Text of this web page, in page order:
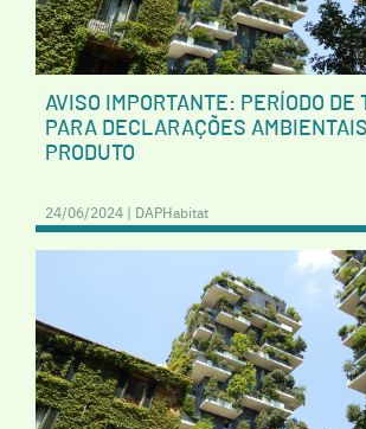
AVISO IMPORTANTE: PERÍODO DE
PARA DECLARAÇÕES
PRODUTO
24/06/2024 | DAPHabitat